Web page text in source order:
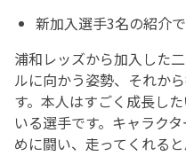
新加入選手3名の紹介で
浦和レッズから加入した
ルに向かう姿勢、それか
す。本人はすごく成長し
いる選手です。キャラク
めに闘い、走ってくれると